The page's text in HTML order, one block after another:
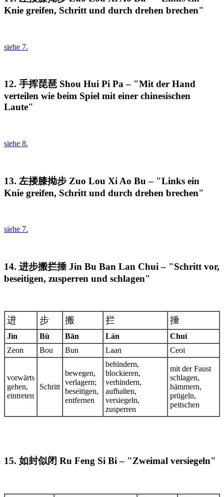
Knie greifen, Schritt und durch drehen brechen"
siehe 7.
12. 手挥琵琶 Shou Hui Pi Pa – "Mit der Hand
verteilen wie beim Spiel mit einer chinesischen
Laute"
siehe 8.
13. 左搂膝拗步 Zuo Lou Xi Ao Bu – "Links ein
Knie greifen, Schritt und durch drehen brechen"
siehe 7.
14. 进步搬拦捶 Jin Bu Ban Lan Chui – "Schritt vor,
beseitigen, zusperren und schlagen"
进 步 搬 拦 捶
Jìn Bù Bān Lán
Chuí
Zeon
Bou Bun Laan Ceoi
vorwärts
gehen,
eintreten
Schritt
bewegen,
verlagern;
beseitigen,
entfernen
behindern,
blockieren,
verhindern,
aufhalten,
versiegeln,
zusperren
mit der Faust
schlagen,
hämmern,
prügeln,
peitschen
15. 如封似闭 Ru Feng Si Bi – "Zweimal versiegeln"